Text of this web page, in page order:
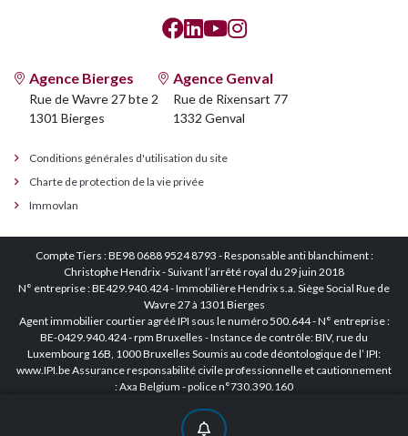
Agence Bierges
Rue de Wavre 27 bte 2
1301 Bierges
Agence Genval
Rue de Rixensart 77
1332 Genval
Conditions générales d'utilisation du site
Charte de protection de la vie privée
Immovlan
Compte Tiers : BE98 0688 9524 8793 - Responsable anti blanchiment :
Christophe Hendrix - Suivant l’arrêté royal du 29 juin 2018
N° entreprise : BE429.940.424 - Immobilière Hendrix s.a. Siège Social Rue de
Wavre 27 à 1301 Bierges
Agent immobilier courtier agréé IPI sous le numéro 500.644 - N° entreprise :
BE-0429.940.424 - rpm Bruxelles - Instance de contrôle: BIV, rue du
Luxembourg 16B, 1000 Bruxelles Soumis au code déontologique de l’ IPI:
www.IPI.be Assurance responsabilité civile professionnelle et cautionnement
: Axa Belgium - police n°730.390.160
WEBULOUS